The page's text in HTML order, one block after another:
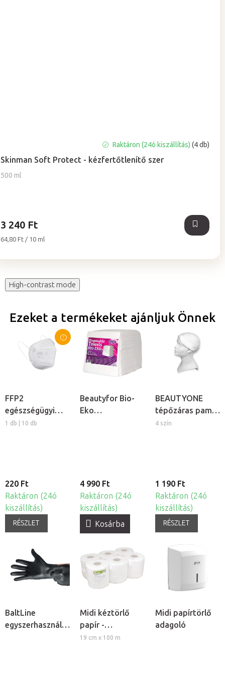
Skinman Soft Protect - kézfertőtlenítő szer
500 ml
termék
átlagos
értékelése
Raktáron (24ó kiszállítás)(4 db)
3 240 Ft
Egységár:
64,80 Ft / 10 ml
High-contrast mode
Ezeket a termékeket ajánljuk Önnek
FFP2
egészségügyi
védőmaszk
1 db | 10 db
220 Ft
Raktáron (24ó
kiszállítás)
RÉSZLET
Beautyfor Bio-
Eko
4 990 Ft
Raktáron (24ó
kiszállítás)
Kosárba
BEAUTYONE
tépőzáras pamut
kozmetikai
4 szín
1 190 Ft
Raktáron (24ó
kiszállítás)
RÉSZLET
BaltLine
egyszerhasználatos
Midi kéztörlő
papír -
kétrétegű, 6db
19 cm x 100 m
Midi papírtörlő
adagoló